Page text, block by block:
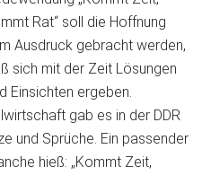
Rat“ soll die Hoffnung
Ausdruck gebracht werden,
sich mit der Zeit Lösungen
Einsichten ergeben.
gab es in der DDR
und Sprüche. Ein passender
hieß: „Kommt Zeit,